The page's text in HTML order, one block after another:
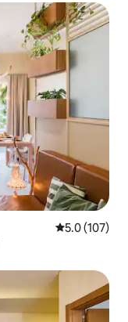
औसत रेटिंग 5 में
5.0 (107)